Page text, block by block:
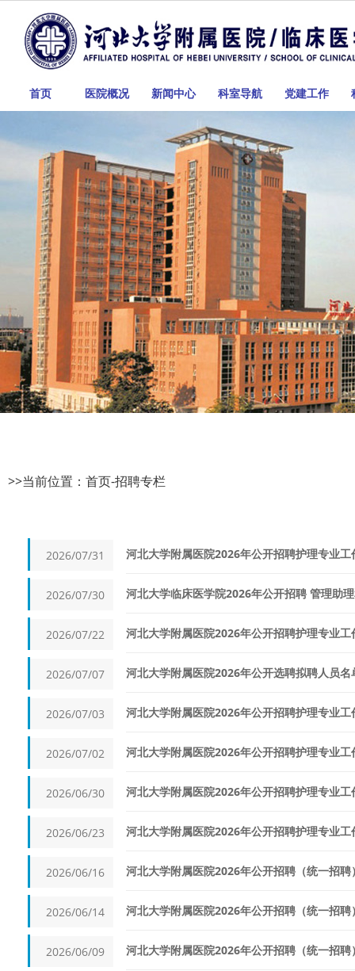
首页 医院概况 新闻中心 科室导航 党建工作
>>当前位置： 首页-招聘专栏
2026/07/31 河北大学附属医院2026年公开招聘护理专业工
2026/07/30 河北大学临床医学院2026年公开招聘 管理助
2026/07/22 河北大学附属医院2026年公开招聘护理专业
2026/07/07 河北大学附属医院2026年公开选聘拟聘人员名
2026/07/03 河北大学附属医院2026年公开招聘护理专业工
2026/07/02 河北大学附属医院2026年公开招聘护理专业
2026/06/30 河北大学附属医院2026年公开招聘护理专业
2026/06/23 河北大学附属医院2026年公开招聘护理专业工
2026/06/16 河北大学附属医院2026年公开招聘（统一招
2026/06/14 河北大学附属医院2026年公开招聘（统一招
2026/06/09 河北大学附属医院2026年公开招聘（统一招